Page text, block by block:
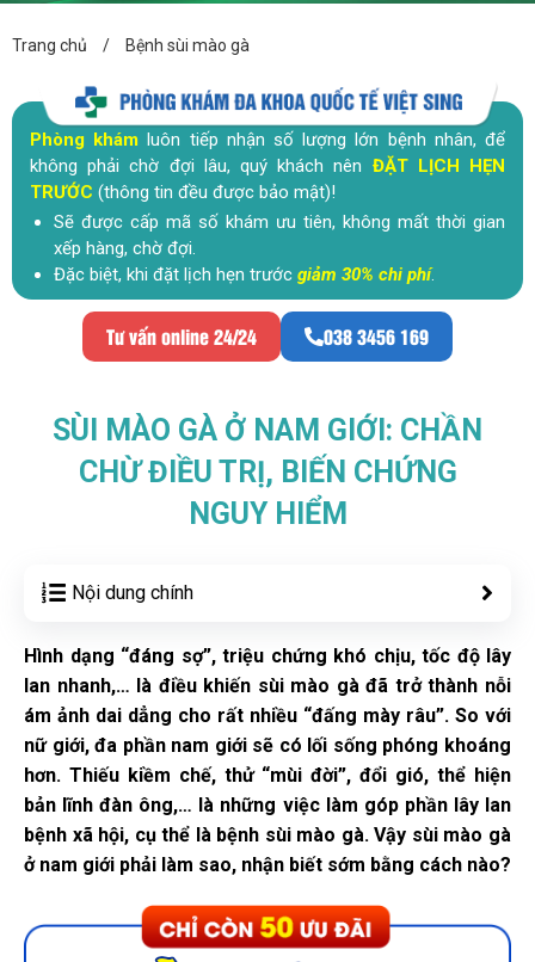
Trang chủ / Bệnh sùi mào gà
Phòng khám luôn tiếp nhận số lượng lớn bệnh nhân, để
không phải chờ đợi lâu, quý khách nên ĐẶT LỊCH HẸN
TRƯỚC (thông tin đều được bảo mật)!
Sẽ được cấp mã số khám ưu tiên, không mất thời gian
xếp hàng, chờ đợi.
Đặc biệt, khi đặt lịch hẹn trước giảm 30% chi phí.
Tư vấn online 24/24 038 3456 169
SÙI MÀO GÀ Ở NAM GIỚI: CHẦN
CHỪ ĐIỀU TRỊ, BIẾN CHỨNG
NGUY HIỂM
Nội dung chính
Hình dạng “đáng sợ”, triệu chứng khó chịu, tốc độ lây
lan nhanh,… là điều khiến sùi mào gà đã trở thành nỗi
ám ảnh dai dẳng cho rất nhiều “đấng mày râu”. So với
nữ giới, đa phần nam giới sẽ có lối sống phóng khoáng
hơn. Thiếu kiềm chế, thử “mùi đời”, đổi gió, thể hiện
bản lĩnh đàn ông,… là những việc làm góp phần lây lan
bệnh xã hội, cụ thể là bệnh sùi mào gà. Vậy sùi mào gà
ở nam giới phải làm sao, nhận biết sớm bằng cách nào?